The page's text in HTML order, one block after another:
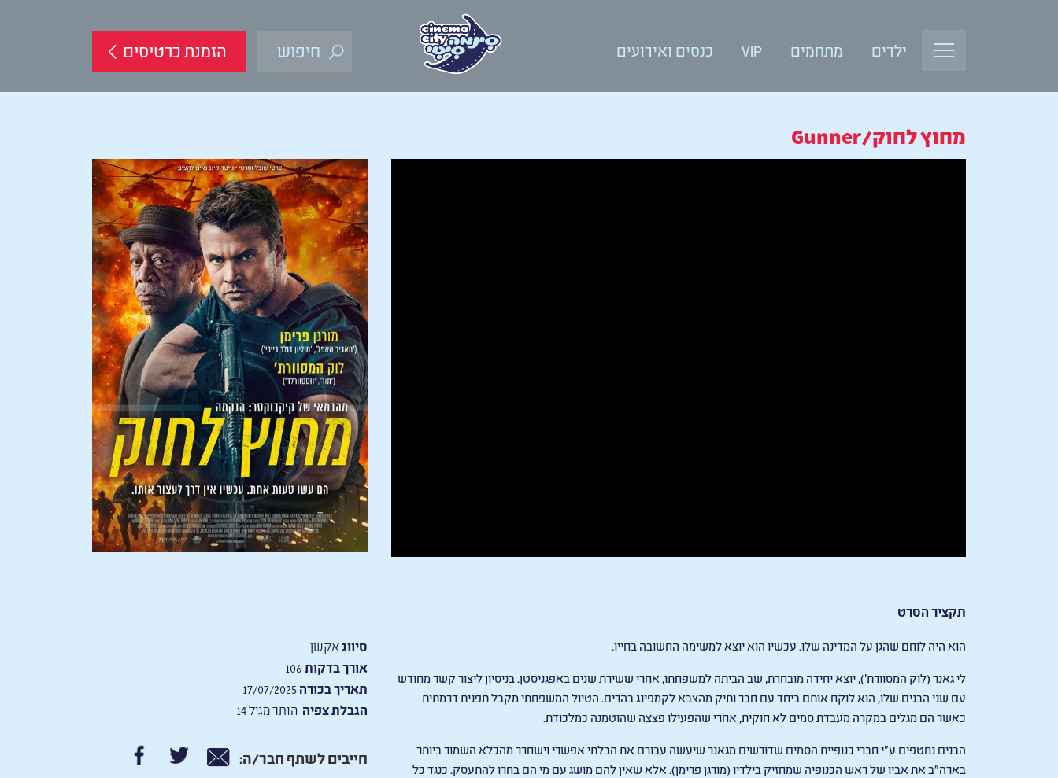
ילדים מתחמים VIP כנסים ואירועים הזמנת כרטיסים
מחוץ לחוק/Gunner
תקציר הסרט
הוא היה לוחם שהגן על המדינה שלו. עכשיו הוא יוצא למשימה החשובה בחייו.
לי גאנר (לוק המסוורת'), יוצא יחידה מובחרת, שב הביתה למשפחתו, אחרי ששירת שנים באפגניסטן. בניסיון ליצור קשר מחודש
עם שני הבנים שלו, הוא לוקח אותם ביחד עם חבר ותיק מהצבא לקמפינג בהרים. הטיול המשפחתי מקבל תפנית דרמתית
כאשר הם מגלים במקרה מעבדת סמים לא חוקית, אחרי שהפעילו פצצה שהוטמנה כמלכודת.
הבנים נחטפים ע"י חברי כנופיית הסמים שדורשים מגאנר שיעשה עבורם את הבלתי אפשרי וישחרר מהכלא השמור ביותר
בארה״ב את אביו של ראש הכנופיה שמחזיק בילדיו (מורגן פרימן). אלא שאין להם מושג עם מי הם בחרו להתעסק. כנגד כל
סיווגאקשן
אורך בדקות
תאריך בכורה
הגבלת צפיה הותר מגיל 14
חייבים לשתף חבר/ה: